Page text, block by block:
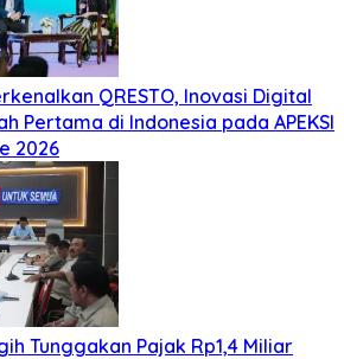
QRESTO, Inovasi Digital
Pertama di Indonesia pada APEKSI
2026
Tunggakan Pajak Rp1,4 Miliar